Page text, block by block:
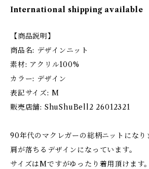
International shipping available
【商品説明】
商品名: デザインニット
素材: アクリル100%
カラー: デザイン
表記サイズ: M
販売店舗: ShuShuBell2 26012321
90年代のマクレガーの総柄ニットになり
肩が落ちるデザインになっています。
サイズはMですがゆったり着用頂けます。